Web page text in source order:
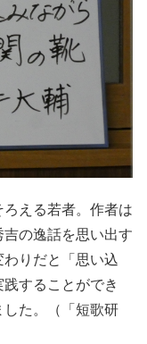
える若者。作者は
の逸話を思い出す
りだと「思い込
することができ
た。（「短歌研